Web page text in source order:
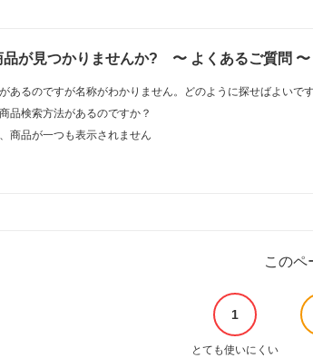
品が見つかりませんか? 〜 よくあるご質問 〜
あるのですが名称がわかりません。どのように探せばよいで
品検索方法があるのですか？
商品が一つも表示されません
このペ
1
とても使いにくい